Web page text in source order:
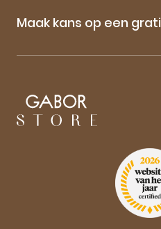
Maak kans op een
Blijf op de hoogte van
maak kans op een